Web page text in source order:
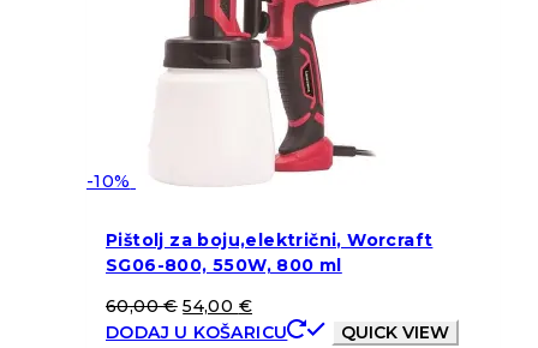
-10%
Pištolj za boju,električni, Worcraft
SG06-800, 550W, 800 ml
60,00€ 54,00 €
DODAJ U KOŠARICU
QUICK VIEW